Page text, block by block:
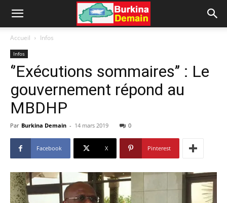
Accueil Infos
Infos
‘’Exécutions sommaires’’ : Le
gouvernement répond au
MBDHP
Par Burkina Demain - 14 mars 2019 0
Facebook X Pinterest